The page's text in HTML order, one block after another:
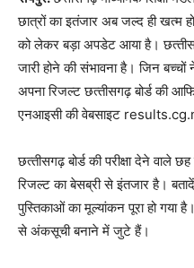
छात्रों का इतंजार अब जल्‍द ही खत्‍म
को लेकर बड़ा अपडेट आया है।
जारी होने की संभावना है। जिन बच्‍चों
अपना रिजल्‍ट छत्‍तीसगढ़ बोर्ड की
एनआइसी की वेबसाइट
छत्‍तीसगढ़ बोर्ड की परीक्षा देने
रिजल्‍ट का बेसब्री से इंतजार है।
पुस्तिकाओं का मूल्यांकन पूरा हो गया
से अंकसूची बनाने में जुटे हैं।